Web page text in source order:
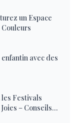
un Espace
avec des
Festivals
– Conseils